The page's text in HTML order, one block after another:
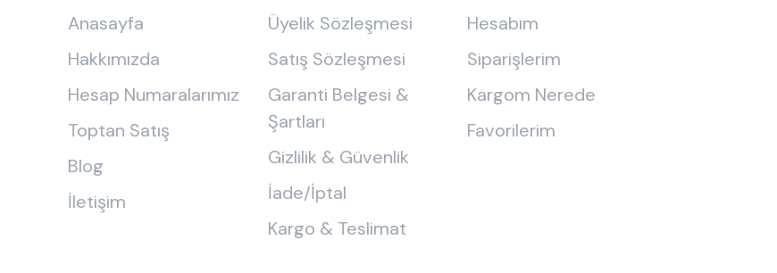
Anasayfa
Hakkımızda
Hesap Numaralarımız
Toptan Satış
Blog
İletişim
Üyelik Sözleşmesi
Satış Sözleşmesi
Garanti Belgesi &
Şartları
Gizlilik & Güvenlik
İade/İptal
Kargo & Teslimat
Hesabım
Siparişlerim
Kargom Nerede
Favorilerim